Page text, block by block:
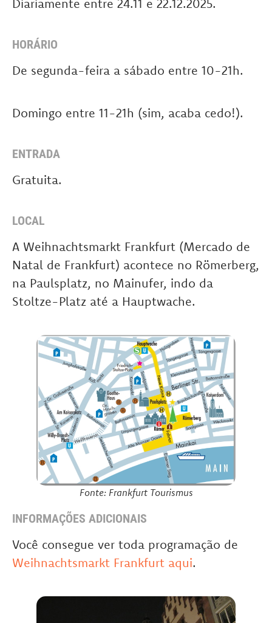
Diariamente entre 24.11 e 22.12.2025.
HORÁRIO
De segunda-feira a sábado entre 10-21h.
Domingo entre 11-21h (sim, acaba cedo!).
ENTRADA
Gratuita.
LOCAL
A Weihnachtsmarkt Frankfurt (Mercado de
Natal de Frankfurt) acontece no Römerberg,
na Paulsplatz, no Mainufer, indo da
Stoltze-Platz até a Hauptwache.
Fonte: Frankfurt Tourismus
INFORMAÇÕES ADICIONAIS
Você consegue ver toda programação de
Weihnachtsmarkt Frankfurt aqui.